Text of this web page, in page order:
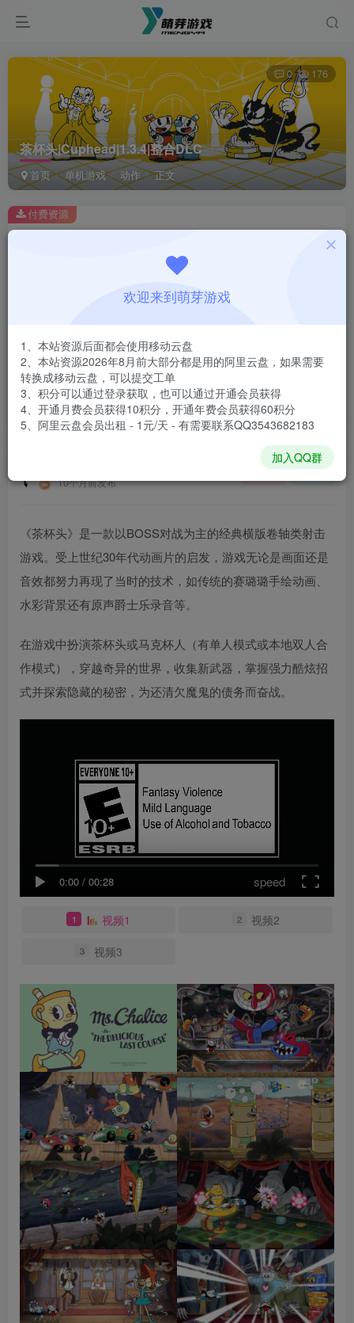
茶杯头|Cuphead|1.3.4|整合DLC
首页 单机游戏 动作 正文
0 176
此内容为付费资源，请付费后查看
￥1
免费
登录购买
安装包大小
游戏本体大小
5.41 GB
付费资源
10个月前发布
《茶杯头》是一款以BOSS对战为主的经典横版卷轴类射击
游戏。受上世纪30年代动画片的启发，游戏无论是画面还是
音效都努力再现了当时的技术，如传统的赛璐璐手绘动画、
水彩背景还有原声爵士乐录音等。
在游戏中扮演茶杯头或马克杯人（有单人模式或本地双人合
作模式），穿越奇异的世界，收集新武器，掌握强力酷炫招
式并探索隐藏的秘密，为还清欠魔鬼的债务而奋战。
0:00 / 00:28 speed
1 视频1 2 视频2
3 视频3
欢迎来到萌芽游戏
1、本站资源后面都会使用移动云盘
2、本站资源2026年8月前大部分都是用的阿里云盘，如果需要
转换成移动云盘，可以提交工单
3、积分可以通过登录获取，也可以通过开通会员获得
4、开通月费会员获得10积分，开通年费会员获得60积分
5、阿里云盘会员出租 - 1元/天 - 有需要联系QQ3543682183
加入QQ群